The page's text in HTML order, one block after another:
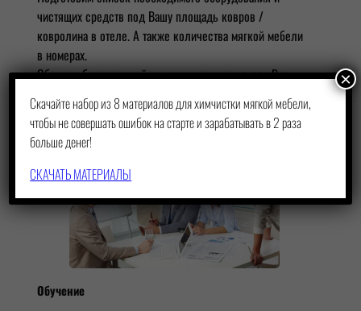
чистящих средств под Вашу площадь ковров /
ковролина в отеле. А также количества мягкой мебели
в номерах.
Обсудим бюджет и найдем самое выгодное для Вас
Обучение
Скачайте набор из 8 материалов для химчистки мягкой мебели,
чтобы не совершать ошибок на старте и зарабатывать в 2 раза
больше денег!
СКАЧАТЬ МАТЕРИАЛЫ
×